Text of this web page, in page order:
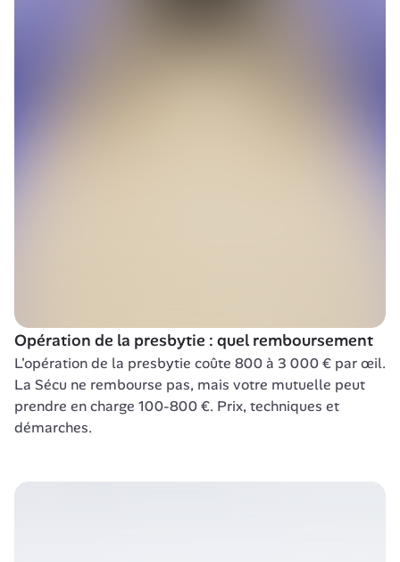
Opération de la presbytie : quel remboursement
L'opération de la presbytie coûte 800 à 3 000 € par œil.
La Sécu ne rembourse pas, mais votre mutuelle peut
prendre en charge 100-800 €. Prix, techniques et
démarches.